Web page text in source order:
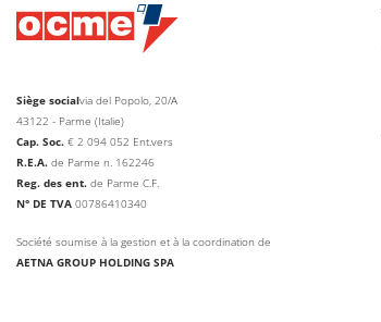
Siège socialvia del Popolo, 20/A
43122 - Parme (Italie)
Cap. Soc. € 2 094 052 Ent.vers
R.E.A. de Parme n. 162246
Reg. des ent. de Parme C.F.
N° DE TVA 00786410340
Société soumise à la gestion et à la coordination de
AETNA GROUP HOLDING SPA